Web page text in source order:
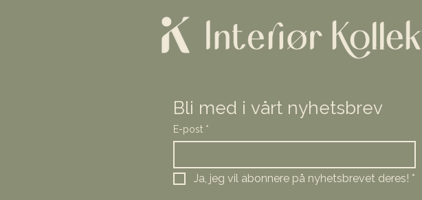
Bli med i vårt nyhetsbrev
E-post *
Ja, jeg vil abonnere på nyhetsbrevet deres! *